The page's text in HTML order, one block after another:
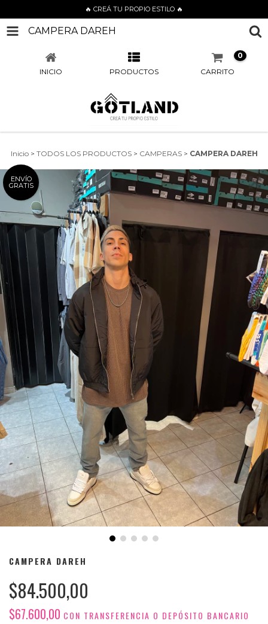
🔥 CREÁ TU PROPIO ESTILO 🔥
CAMPERA DAREH
INICIO PRODUCTOS CARRITO
0
Inicio > TODOS LOS PRODUCTOS > CAMPERAS > CAMPERA DAREH
ENVÍO
GRATIS
CAMPERA DAREH
$84.500,00
$67.600,00 CON TRANSFERENCIA O DEPÓSITO BANCARIO